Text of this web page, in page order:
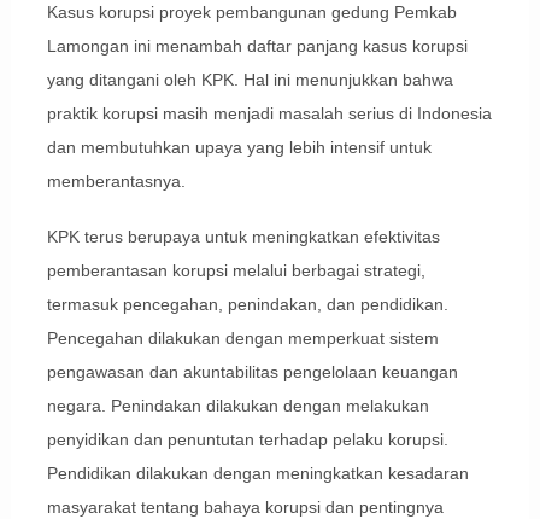
Kasus korupsi proyek pembangunan gedung Pemkab
Lamongan ini menambah daftar panjang kasus korupsi
yang ditangani oleh KPK. Hal ini menunjukkan bahwa
praktik korupsi masih menjadi masalah serius di Indonesia
dan membutuhkan upaya yang lebih intensif untuk
memberantasnya.
KPK terus berupaya untuk meningkatkan efektivitas
pemberantasan korupsi melalui berbagai strategi,
termasuk pencegahan, penindakan, dan pendidikan.
Pencegahan dilakukan dengan memperkuat sistem
pengawasan dan akuntabilitas pengelolaan keuangan
negara. Penindakan dilakukan dengan melakukan
penyidikan dan penuntutan terhadap pelaku korupsi.
Pendidikan dilakukan dengan meningkatkan kesadaran
masyarakat tentang bahaya korupsi dan pentingnya